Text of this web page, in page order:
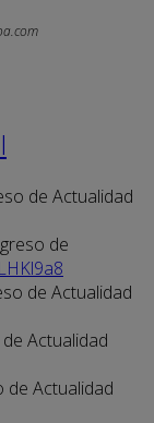
de Actualidad
de
de Actualidad
Actualidad
de Actualidad